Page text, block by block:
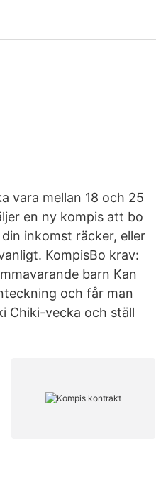
vara mellan 18 och 25
en ny kompis att bo
inkomst räcker, eller
KompisBo krav:
barn Kan
och får man
Chiki-vecka och ställ